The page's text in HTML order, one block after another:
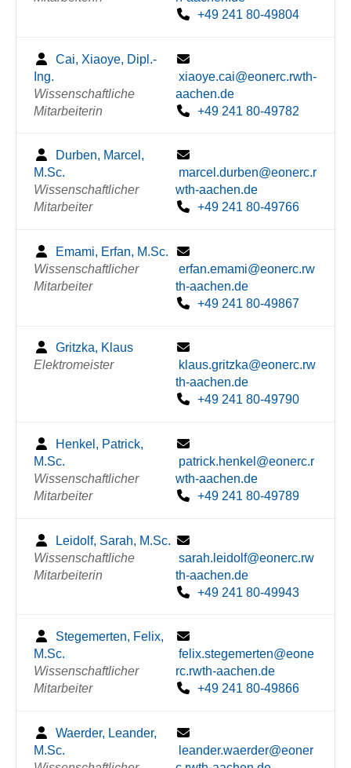
+49 241 80-49804
Cai, Xiaoye, Dipl.-
Ing.
Wissenschaftliche
Mitarbeiterin
xiaoye.cai@eonerc.rwth-
aachen.de
+49 241 80-49782
Durben, Marcel,
M.Sc.
Wissenschaftlicher
Mitarbeiter
marcel.durben@eonerc.r
wth-aachen.de
+49 241 80-49766
Emami, Erfan, M.Sc.
Wissenschaftlicher
Mitarbeiter
erfan.emami@eonerc.rw
th-aachen.de
+49 241 80-49867
Gritzka, Klaus
Elektromeister
klaus.gritzka@eonerc.rw
th-aachen.de
+49 241 80-49790
Henkel, Patrick,
M.Sc.
Wissenschaftlicher
Mitarbeiter
patrick.henkel@eonerc.r
wth-aachen.de
+49 241 80-49789
Leidolf, Sarah, M.Sc.
Wissenschaftliche
Mitarbeiterin
sarah.leidolf@eonerc.rw
th-aachen.de
+49 241 80-49943
Stegemerten, Felix,
M.Sc.
Wissenschaftlicher
Mitarbeiter
felix.stegemerten@eone
rc.rwth-aachen.de
+49 241 80-49866
Waerder, Leander,
M.Sc.
leander.waerder@eoner